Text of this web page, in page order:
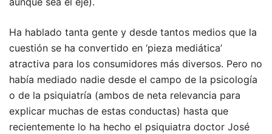
Ha hablado tanta gente y desde tantos medios que la
cuestión se ha convertido en ‘pieza mediática’
atractiva para los consumidores más diversos. Pero no
había mediado nadie desde el campo de la psicología
o de la psiquiatría (ambos de neta relevancia para
explicar muchas de estas conductas) hasta que
recientemente lo ha hecho el psiquiatra doctor José